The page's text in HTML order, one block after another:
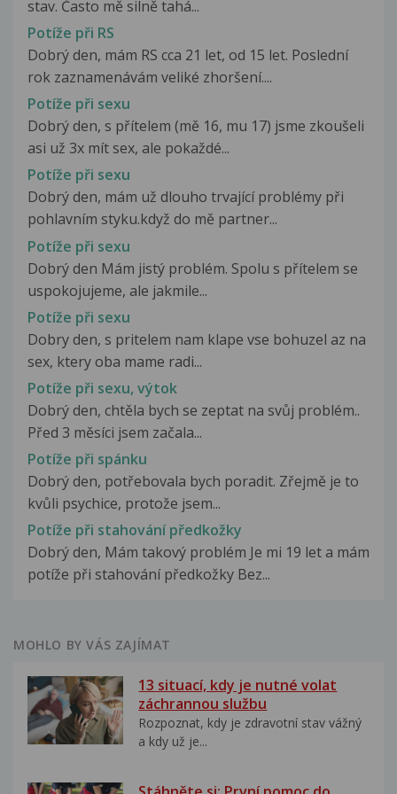
stav. Často mě silně tahá...
Potíže při RS
Dobrý den, mám RS cca 21 let, od 15 let. Poslední
rok zaznamenávám veliké zhoršení....
Potíže při sexu
Dobrý den, s přítelem (mě 16, mu 17) jsme zkoušeli
asi už 3x mít sex, ale pokaždé...
Potíže při sexu
Dobrý den, mám už dlouho trvající problémy při
pohlavním styku.když do mě partner...
Potíže při sexu
Dobrý den Mám jistý problém. Spolu s přítelem se
uspokojujeme, ale jakmile...
Potíže při sexu
Dobry den, s pritelem nam klape vse bohuzel az na
sex, ktery oba mame radi...
Potíže při sexu, výtok
Dobrý den, chtěla bych se zeptat na svůj problém..
Před 3 měsíci jsem začala...
Potíže při spánku
Dobrý den, potřebovala bych poradit. Zřejmě je to
kvůli psychice, protože jsem...
Potíže při stahování předkožky
Dobrý den, Mám takový problém Je mi 19 let a mám
potíže při stahování předkožky Bez...
MOHLO BY VÁS ZAJÍMAT
13 situací, kdy je nutné volat
záchrannou službu
Rozpoznat, kdy je zdravotní stav vážný
a kdy už je...